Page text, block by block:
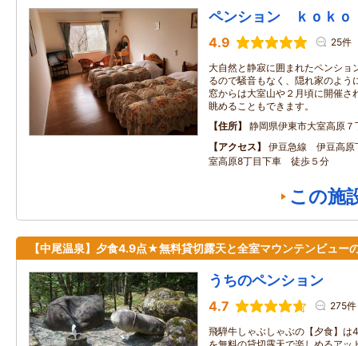
ペンション ｋｏｋｏ
4.9 25件
大自然と静寂に囲まれたペンショ
るので騒音もなく、隠れ家のよう
窓からは大室山や２月頃に開催さ
眺めることもできます。
住所
静岡県伊東市大室高原７
アクセス
伊豆急線 伊豆高
室高原8丁目下車 徒歩５分
この施
【中尾温泉】夕食4.9点★無料貸切露天と全室マウンテンビュー
うちのペンション
4.7 275件
飛騨牛しゃぶしゃぶの【夕食】